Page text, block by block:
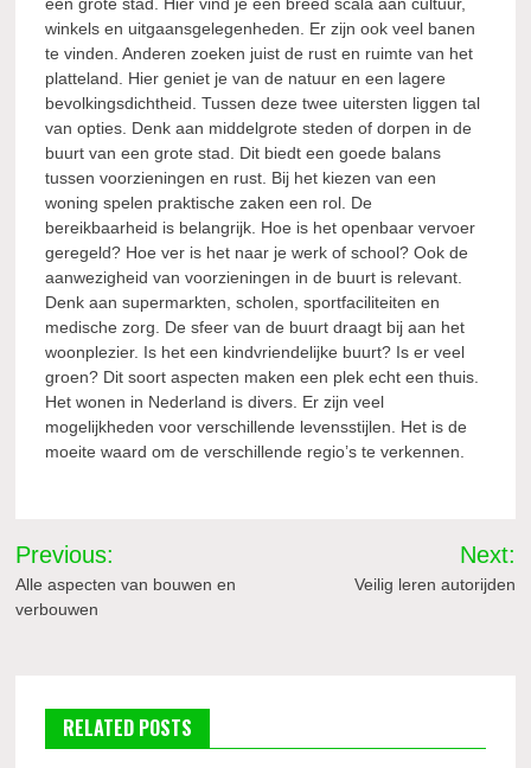
winkels en uitgaansgelegenheden. Er zijn ook veel banen
te vinden. Anderen zoeken juist de rust en ruimte van het
platteland. Hier geniet je van de natuur en een lagere
bevolkingsdichtheid. Tussen deze twee uitersten liggen tal
van opties. Denk aan middelgrote steden of dorpen in de
buurt van een grote stad. Dit biedt een goede balans
tussen voorzieningen en rust. Bij het kiezen van een
woning spelen praktische zaken een rol. De
bereikbaarheid is belangrijk. Hoe is het openbaar vervoer
geregeld? Hoe ver is het naar je werk of school? Ook de
aanwezigheid van voorzieningen in de buurt is relevant.
Denk aan supermarkten, scholen, sportfaciliteiten en
medische zorg. De sfeer van de buurt draagt bij aan het
woonplezier. Is het een kindvriendelijke buurt? Is er veel
groen? Dit soort aspecten maken een plek echt een thuis.
Het wonen in Nederland is divers. Er zijn veel
mogelijkheden voor verschillende levensstijlen. Het is de
moeite waard om de verschillende regio’s te verkennen.
Bericht
navigatie
Previous:
Alle aspecten van bouwen en
verbouwen
Next:
Veilig leren autorijden
RELATED POSTS